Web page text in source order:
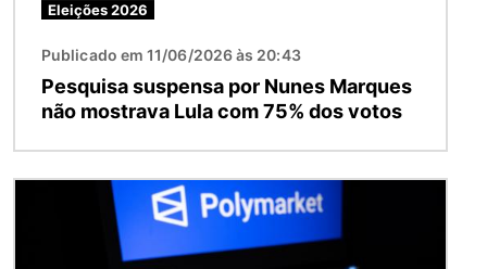
Eleições 2026
Publicado em 11/06/2026 às 20:43
Pesquisa suspensa por Nunes Marques
não mostrava Lula com 75% dos votos